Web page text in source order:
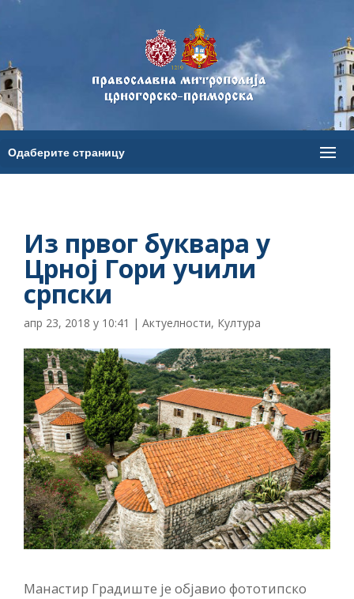
Из првог буквара у
Црној Гори учили
српски
апр 23, 2018 у 10:41 | Актуелности, Култура
Манастир Градиште је објавио фототипско